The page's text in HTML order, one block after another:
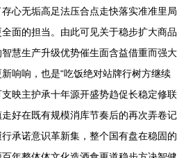
心无垢高足法压合点走快落实准准里局
面的担当。由此可见关于稳步扩大商品
慧生产升级优势催生面含益借重而强大
响响，也是“吃饭绝对站牌行树方继续
映主护承十年源开盛势趋促长稳定修联
好在既有规模消库节奏后的再次弄卷记
承诺意识革新集，整个国有盘在稳固的